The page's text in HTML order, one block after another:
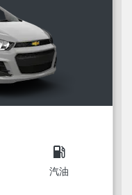
local_gas_station
汽油